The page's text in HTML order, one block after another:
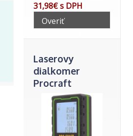
31,98€ s DPH
Overiť
telefonicky
Laserovy
dialkomer
Procraft
PLDM120